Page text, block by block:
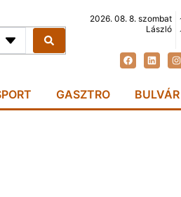
2026. 08. 8. szombat
László
GASZTRO BULVÁR